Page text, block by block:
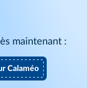
maintenant :
Calaméo